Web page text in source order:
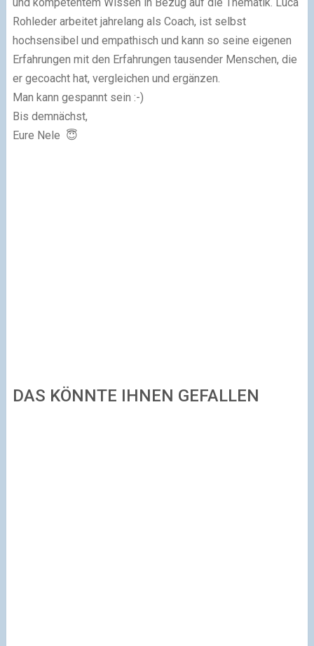
Rohleder arbeitet jahrelang als Coach, ist selbst
hochsensibel und empathisch und kann so seine eigenen
Erfahrungen mit den Erfahrungen tausender Menschen, die
er gecoacht hat, vergleichen und ergänzen.
Man kann gespannt sein :-)
Bis demnächst,
Eure Nele 😇
DAS KÖNNTE IHNEN GEFALLEN